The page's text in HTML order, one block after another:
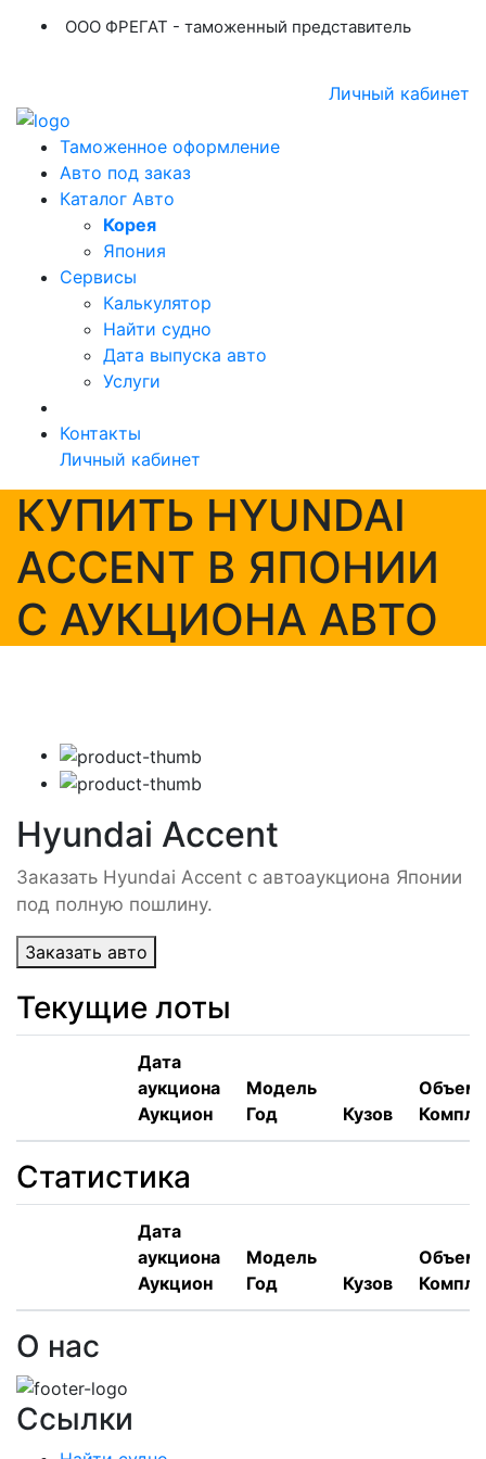
ООО ФРЕГАТ - таможенный представитель
Личный кабинет
Таможенное оформление
Авто под заказ
Каталог Авто
Корея
Япония
Сервисы
Калькулятор
Найти судно
Дата выпуска авто
Услуги
Контакты
Личный кабинет
КУПИТЬ HYUNDAI
ACCENT В ЯПОНИИ
С АУКЦИОНА АВТО
Hyundai Accent
Заказать Hyundai Accent с автоаукциона Японии
под полную пошлину.
Заказать авто
Текущие лоты
Дата
аукциона
Аукцион
Модель
Год
Кузов
Объем,
Статистика
Дата
аукциона
Аукцион
Модель
Год
Кузов
Объем,
О нас
Ссылки